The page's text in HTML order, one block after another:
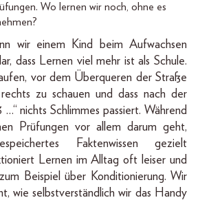
Wo lernen wir noch, ohne es
wir einem Kind beim Aufwachsen
dass Lernen viel mehr ist als Schule.
vor dem Überqueren der Straße
zu schauen und dass nach der
…“ nichts Schlimmes passiert. Während
Prüfungen vor allem darum geht,
Faktenwissen gezielt
Lernen im Alltag oft leiser und
Beispiel über Konditionierung. Wir
wie selbstverständlich wir das Handy